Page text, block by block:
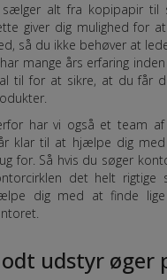
sælger alt fra kopipapir til
giver dig mulighed for
så du ikke behøver at
mange års erfaring
til for at sikre, at du får
har vi også et team
klar til at hjælpe dig
for. Så hvis du søger
det helt
dig med at finde
udstyr øger